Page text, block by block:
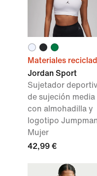
Materiales
Jordan Sport
Sujetador
de sujeción media
con almohadilla y
logotipo
Mujer
42,99 €